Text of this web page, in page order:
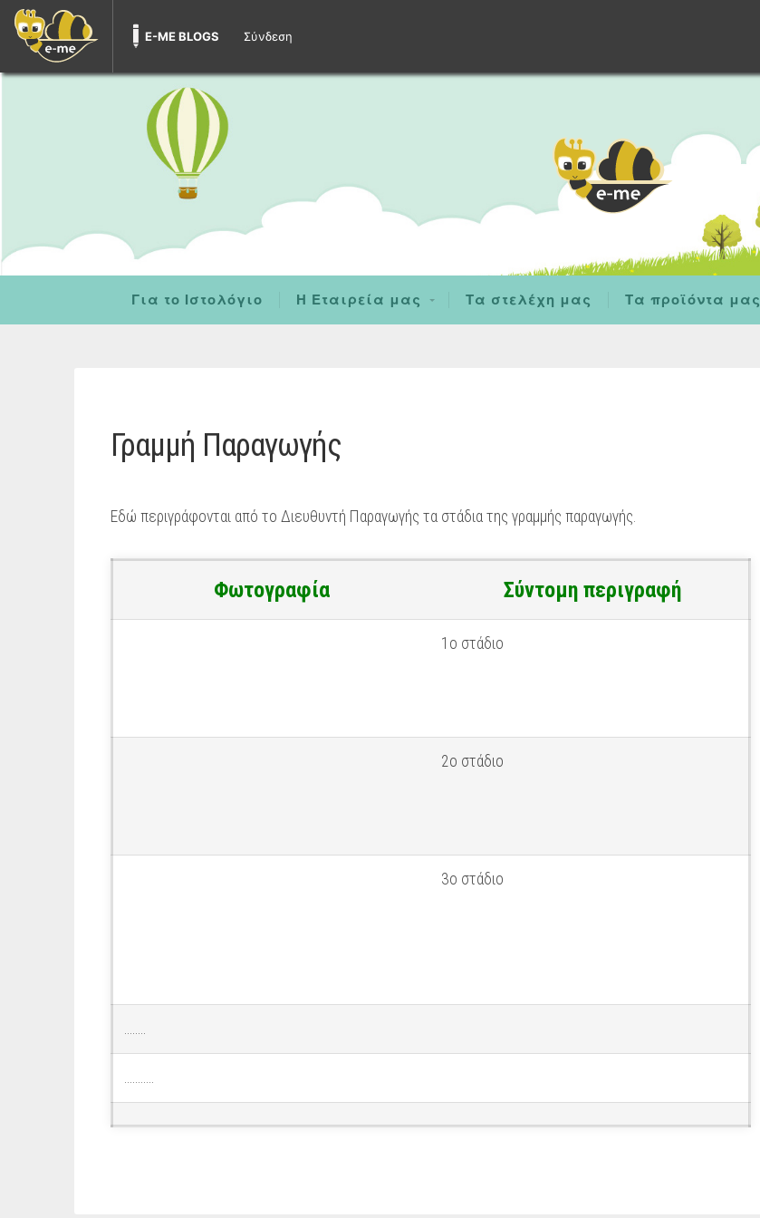
E-ME BLOGS Σύνδεση
Για το Ιστολόγιο Η Εταιρεία μας Τα στελέχη μας Τα προϊόντα μας
Γραμμή Παραγωγής
Εδώ περιγράφονται από το Διευθυντή Παραγωγής τα στάδια της γραμμής παραγωγής.
Φωτογραφία Σύντομη περιγραφή
1ο στάδιο
2ο στάδιο
3ο στάδιο